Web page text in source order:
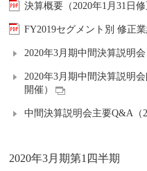
決算概要（2020年1月31日修
FY2019セグメント別 修正
2020年3月期中間決算説明
2020年3月期中間決算説明
開催）
中間決算説明会主要Q&A（
2020年3月期第1四半期